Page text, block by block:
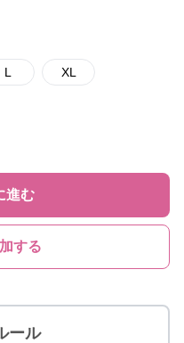
L XL
進む
する
ール